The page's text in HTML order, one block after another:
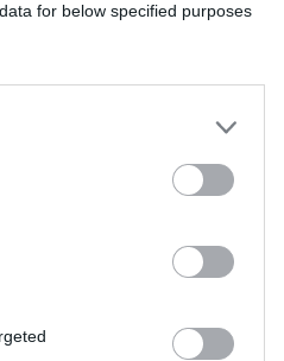
for below specified purposes